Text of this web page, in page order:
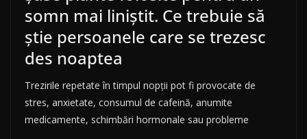
somn mai liniștit. Ce trebuie să
știe persoanele care se trezesc
des noaptea
Trezirile repetate în timpul nopții pot fi provocate de
stres, anxietate, consumul de cafeină, anumite
medicamente, schimbări hormonale sau probleme